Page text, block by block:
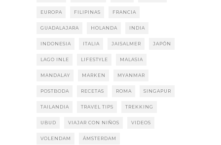
EUROPA FILIPINAS FRANCIA
GUADALAJARA HOLANDA INDIA
INDONESIA ITALIA JAISALMER JAPÓN
LAGO INLE LIFESTYLE MALASIA
MANDALAY MARKEN MYANMAR
POSTBODA RECETAS ROMA SINGAPUR
TAILANDIA TRAVEL TIPS TREKKING
UBUD VIAJAR CON NIÑOS VIDEOS
VOLENDAM ÁMSTERDAM